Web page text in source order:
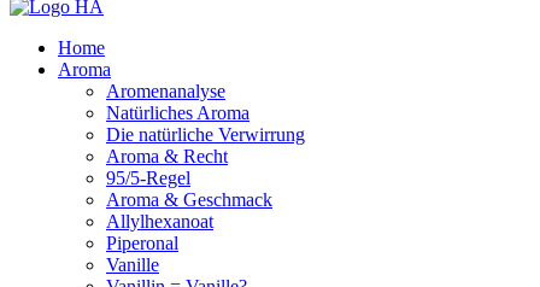
Home
Aroma
Aromenanalyse
Natürliches Aroma
Die natürliche Verwirrung
Aroma & Recht
95/5-Regel
Aroma & Geschmack
Allylhexanoat
Piperonal
Vanille